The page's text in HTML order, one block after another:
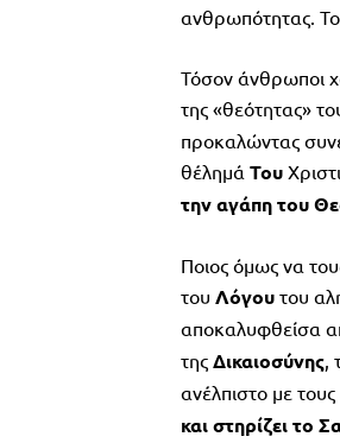
ανθρωπότητας.
Τόσον άνθρωποι
της «θεότητας»
προκαλώντας
θέλημά Του
την αγάπη του
Ποιος όμως να
του Λόγου του
αποκαλυφθείσα
της Δικαιοσύνης,
ανέλπιστο με τους
και στηρίζει το